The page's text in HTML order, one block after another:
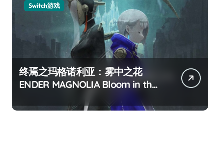
Switch游戏
终焉之玛格诺利亚：雾中之花
ENDER MAGNOLIA Bloom in the